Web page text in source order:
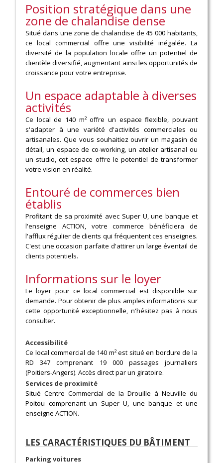
Position stratégique dans une
zone de chalandise dense
Situé dans une zone de chalandise de 45 000 habitants,
ce local commercial offre une visibilité inégalée. La
diversité de la population locale offre un potentiel de
clientèle diversifié, augmentant ainsi les opportunités de
croissance pour votre entreprise.
Un espace adaptable à diverses
activités
Ce local de 140 m² offre un espace flexible, pouvant
s'adapter à une variété d'activités commerciales ou
artisanales. Que vous souhaitiez ouvrir un magasin de
détail, un espace de co-working, un atelier artisanal ou
un studio, cet espace offre le potentiel de transformer
votre vision en réalité.
Entouré de commerces bien
établis
Profitant de sa proximité avec Super U, une banque et
l'enseigne ACTION, votre commerce bénéficiera de
l'afflux régulier de clients qui fréquentent ces enseignes.
C'est une occasion parfaite d'attirer un large éventail de
clients potentiels.
Informations sur le loyer
Le loyer pour ce local commercial est disponible sur
demande. Pour obtenir de plus amples informations sur
cette opportunité exceptionnelle, n'hésitez pas à nous
consulter.
Accessibilité
Ce local commercial de 140 m² est situé en bordure de la
RD 347 comprenant 19 000 passages journaliers
(Poitiers-Angers). Accès direct par un giratoire.
Services de proximité
Situé Centre Commercial de la Drouille à Neuville du
Poitou comprenant un Super U, une banque et une
enseigne ACTION.
LES CARACTÉRISTIQUES DU BÂTIMENT
Parking voitures